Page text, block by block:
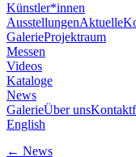
Künstler*innen
AusstellungenAktuelle
GalerieProjektraum
Messen
Videos
Kataloge
News
GalerieÜber uns
English
← News